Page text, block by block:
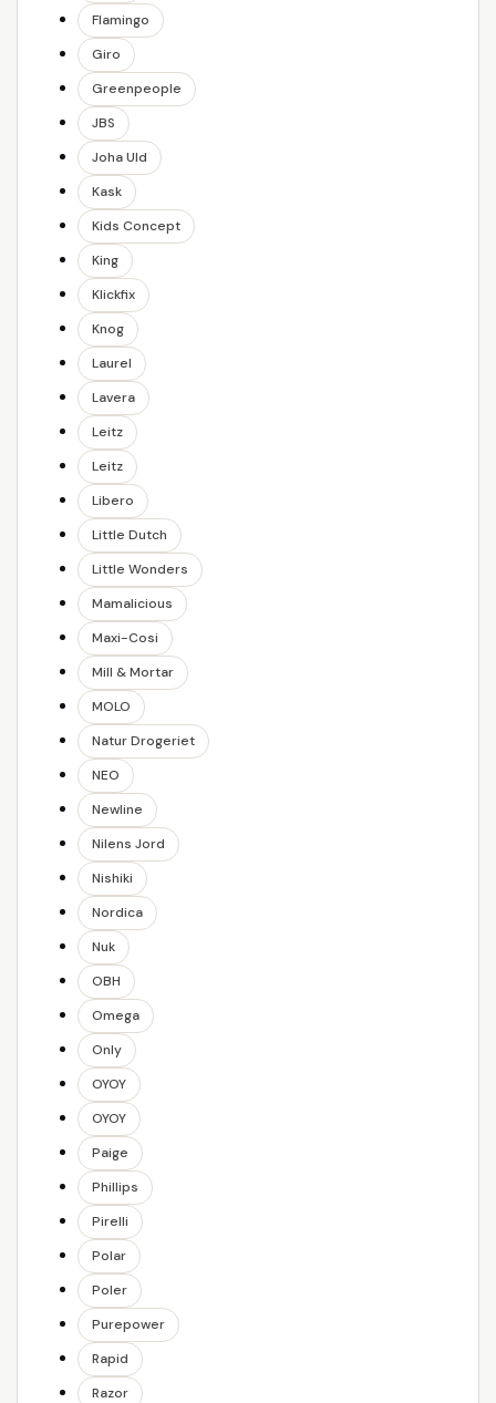
Flamingo
Giro
Greenpeople
JBS
Joha Uld
Kask
Kids Concept
King
Klickfix
Knog
Laurel
Lavera
Leitz
Leitz
Libero
Little Dutch
Little Wonders
Mamalicious
Maxi-Cosi
Mill & Mortar
MOLO
Natur Drogeriet
NEO
Newline
Nilens Jord
Nishiki
Nordica
Nuk
OBH
Omega
Only
OYOY
OYOY
Paige
Phillips
Pirelli
Polar
Poler
Purepower
Rapid
Razor